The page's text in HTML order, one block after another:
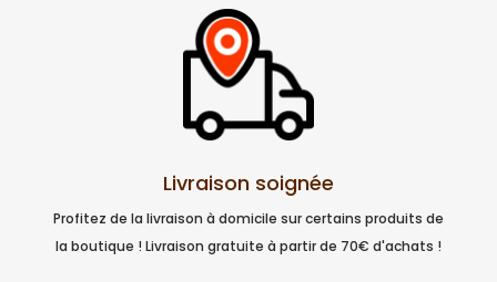
Livraison soignée
Profitez de la livraison à domicile sur certains produits de
la boutique ! Livraison gratuite à partir de 70€ d'achats !